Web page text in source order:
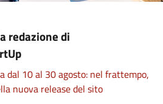
redazione di
dal 10 al 30 agosto: nel frattempo,
nuova release del sito